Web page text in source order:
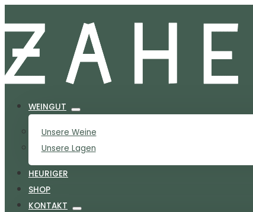
WEINGUT
Unsere Weine
Unsere Lagen
HEURIGER
SHOP
KONTAKT